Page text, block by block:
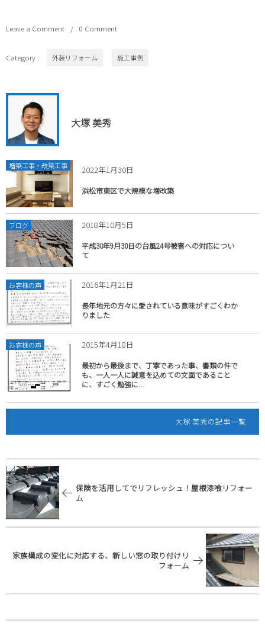
Leave a Comment 0 Comment
Category : 外装リフォーム 施工事例
大塚 美秀
増築工事・改築工事 2022年1月30日
浜松市東区で大規模な増改築
ブログ 2018年10月5日
平成30年9月30日の台風24号被害への対応につい
て
お客様の声 2016年1月21日
長年地元の方々に愛されている意味がすごくわか
りました
お客様の声 2015年4月18日
最初から最後まで、丁寧であった事、書類の件で
も、一人一人に誠意を込めての文面であること
に、すごく勉強に...
大塚 美秀の記事一覧
保険を活用してでリフレッシュ！屋根漆喰リフォー
ム
家族構成の変化に対応する、新しい窓の取り付けリ
フォーム